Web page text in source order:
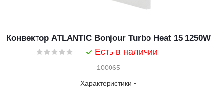
Конвектор ATLANTIC Bonjour Turbo Heat 15 1250W
Есть в наличии
100065
Характеристики